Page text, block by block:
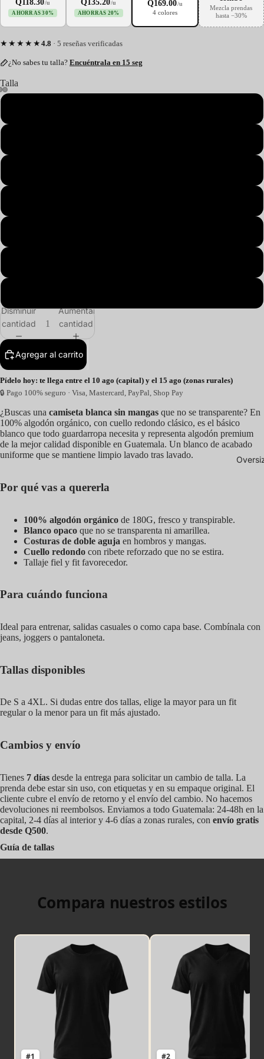
Q118.30/u
AHORRAS 30%
Q135.20/u
AHORRAS 20%
Q169.00/u
4 colores
Mezcla prendas
hasta −30%
★★★★★ 4.8 · 5 reseñas verificadas
¿No sabes tu talla? Encuéntrala en 15 seg
Talla
Disminuir
cantidad
Aumentar
cantidad
Agregar al carrito
Pídelo hoy: te llega entre el 10 ago (capital) y el 15 ago (zonas rurales)
🔒 Pago 100% seguro · Visa, Mastercard, PayPal, Shop Pay
¿Buscas una camiseta blanca sin mangas que no se transparente? En
100% algodón orgánico, con cuello redondo clásico, es el básico
blanco que todo guardarropa necesita y representa algodón premium
de la mejor calidad disponible en Guatemala. Un blanco de acabado
uniforme que se mantiene limpio lavado tras lavado.
Por qué vas a quererla
100% algodón orgánico de 180G, fresco y transpirable.
Blanco opaco que no se transparenta ni amarillea.
Costuras de doble aguja en hombros y mangas.
Cuello redondo con ribete reforzado que no se estira.
Tallaje fiel y fit favorecedor.
Para cuándo funciona
Ideal para entrenar, salidas casuales o como capa base. Combínala con
jeans, joggers o pantaloneta.
Tallas disponibles
De S a 4XL. Si dudas entre dos tallas, elige la mayor para un fit
regular o la menor para un fit más ajustado.
Cambios y envío
Tienes 7 días desde la entrega para solicitar un cambio de talla. La
prenda debe estar sin uso, con etiquetas y en su empaque original. El
cliente cubre el envío de retorno y el envío del cambio. No hacemos
devoluciones ni reembolsos. Enviamos a todo Guatemala: 24-48h en la
capital, 2-4 días al interior y 4-6 días a zonas rurales, con envío gratis
desde Q500.
Guía de tallas
Compara nuestros estilos
#1 #2